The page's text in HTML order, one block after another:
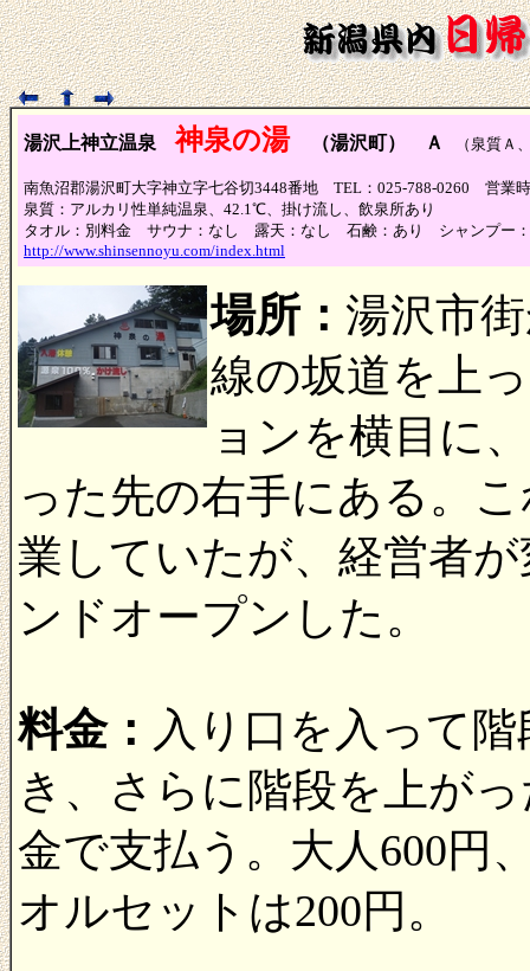
湯沢上神立温泉神泉の湯 （湯沢町） Ａ （泉質Ａ
南魚沼郡湯沢町大字神立字七谷切3448番地 TEL：025-788-0260 営
泉質：アルカリ性単純温泉、42.1℃、掛け流し、飲泉所あり
タオル：別料金 サウナ：なし 露天：なし 石鹸：あり シャンプー
http://www.shinsennoyu.com/index.html
場所： 湯沢市
線の坂道を上
ョンを横目に
った先の右手にある。
業していたが、経営者
ンドオープンした。
料金： 入り口を入って
き、さらに階段を上が
金で支払う。大人600円
オルセットは200円。